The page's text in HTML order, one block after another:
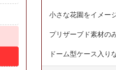
小さな花園をイメー
プリザーブド素材の
ドーム型ケース入り